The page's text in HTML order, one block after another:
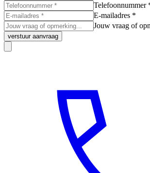
Telefoonnummer
E-mailadres *
Jouw vraag of
verstuur aanvraag